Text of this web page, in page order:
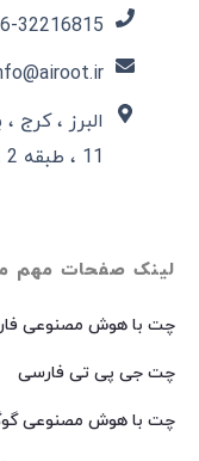
لینک صفحات مهم
چت با هوش مصنوعی
چت جی پی تی فارسی
چت با هوش مصنوعی
32216815​
البرز ، کرج
11 ، طبقه 2 ، واحد شرقی